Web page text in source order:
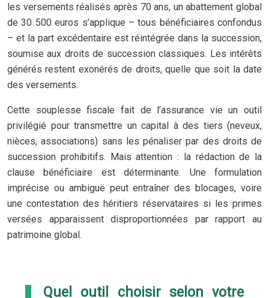
les versements réalisés après 70 ans, un abattement global
de 30 500 euros s’applique – tous bénéficiaires confondus
– et la part excédentaire est réintégrée dans la succession,
soumise aux droits de succession classiques. Les intérêts
générés restent exonérés de droits, quelle que soit la date
des versements.
Cette souplesse fiscale fait de l’assurance vie un outil
privilégié pour transmettre un capital à des tiers (neveux,
nièces, associations) sans les pénaliser par des droits de
succession prohibitifs. Mais attention : la rédaction de la
clause bénéficiaire est déterminante. Une formulation
imprécise ou ambiguë peut entraîner des blocages, voire
une contestation des héritiers réservataires si les primes
versées apparaissent disproportionnées par rapport au
patrimoine global.
Quel outil choisir selon votre